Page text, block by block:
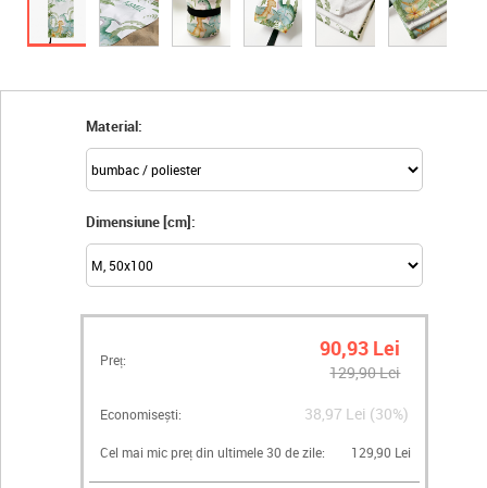
Material:
Dimensiune [cm]:
Preț: 90,93 Lei
129,90 Lei
Economisești: 38,97 Lei (30%)
Cel mai mic preț din ultimele 30 de zile: 129,90 Lei